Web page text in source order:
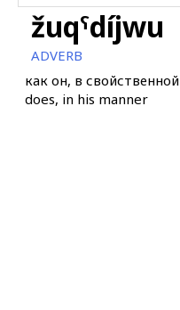
žínžru
žíril
žírq'bos
žuqˤdíjwu
ADVERB
как он, в
does, in his manner